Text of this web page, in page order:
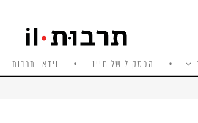
הפסקול של חיינו וידאו תרבות